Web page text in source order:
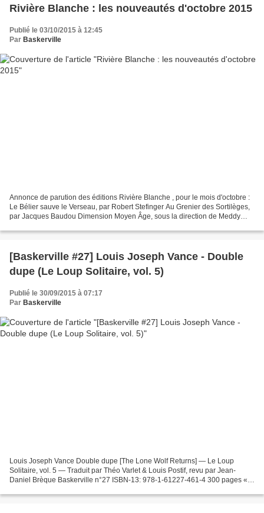
Rivière Blanche : les nouveautés d'octobre 2015
Publié le 03/10/2015 à 12:45
Par Baskerville
Annonce de parution des éditions Rivière Blanche , pour le mois d'octobre :
Le Bélier sauve le Verseau, par Robert Stefinger Au Grenier des Sortilèges,
par Jacques Baudou Dimension Moyen Âge, sous la direction de Meddy
[Baskerville #27] Louis Joseph Vance - Double
dupe (Le Loup Solitaire, vol. 5)
Publié le 30/09/2015 à 07:17
Par Baskerville
Louis Joseph Vance Double dupe [The Lone Wolf Returns] — Le Loup
Solitaire, vol. 5 — Traduit par Théo Varlet & Louis Postif, revu par Jean-
Daniel Brèque Baskerville n°27 ISBN-13: 978-1-61227-461-4 300 pages «